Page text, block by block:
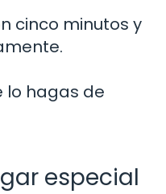
cinco minutos y
lo hagas de
especial